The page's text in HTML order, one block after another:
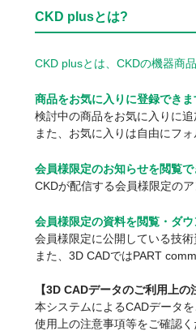
CKD plusとは?
CKD plusとは、CKDの機器商
商品をお気に入りに登録できま
検討中の商品をお気に入りに
また、お気に入りは自由にフ
会員様限定のお知らせを閲覧で
CKDが配信する会員様限定の
会員様限定の資料を閲覧・ダウ
会員様限定に公開している技
また、3D CADではPART
【3D CADデータのご利用上の
本システムによるCADデータ
使用上の注意事項等をご確認く